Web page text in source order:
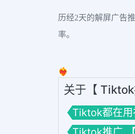
历经2天的解屏广告
率。
❤️‍🔥
关于【
Tiktok都在用